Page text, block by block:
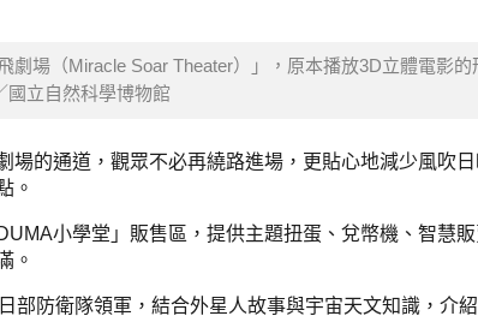
場（Miracle Soar Theater）」，原本播放3D立體電影的
國立自然科學博物館
的通道，觀眾不必再繞路進場，更貼心地減少風吹
。
小學堂」販售區，提供主題扭蛋、兌幣機、智慧
。
防衛隊領軍，結合外星人故事與宇宙天文知識，介